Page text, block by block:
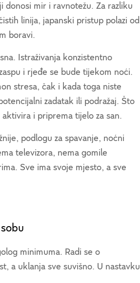
mir i ravnotežu. Za razliku
linija, japanski pristup polazi od
boravi.
Istraživanja konzistentno
i rjeđe se bude tijekom noći.
stresa, čak i kada toga niste
zadatak ili podražaj. Što
i priprema tijelo za san.
podlogu za spavanje, noćni
televizora, nema gomile
Sve ima svoje mjesto, a sve
minimuma. Radi se o
a uklanja sve suvišno. U nastavku